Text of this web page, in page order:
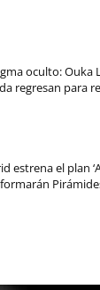
oculto: Ouka
regresan para
estrena el plan